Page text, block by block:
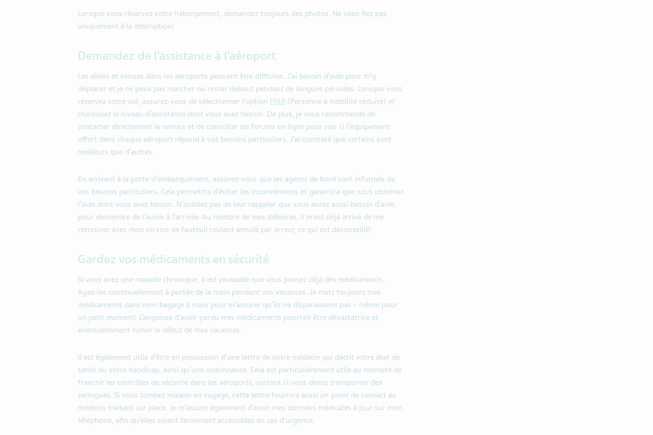
Lorsque vous réservez votre hébergement, demandez toujours des photos. Ne vous fiez pas
uniquement à la description!
Demandez de l’assistance à l’aéroport
Les allées et venues dans les aéroports peuvent être difficiles. J’ai besoin d’aide pour m’y
déplacer et je ne peux pas marcher ou rester debout pendant de longues périodes. Lorsque vous
réservez votre vol, assurez-vous de sélectionner l’option PMR (Personne à mobilité réduite) et
choisissez le niveau d’assistance dont vous avez besoin. De plus, je vous recommande de
contacter directement le service et de consulter les forums en ligne pour voir si l’équipement
offert dans chaque aéroport répond à vos besoins particuliers. J’ai constaté que certains sont
meilleurs que d’autres.
En arrivant à la porte d’embarquement, assurez-vous que les agents de bord sont informés de
vos besoins particuliers. Cela permettra d’éviter les inconvénients et garantira que vous obteniez
l’aide dont vous avez besoin. N’oubliez pas de leur rappeler que vous aurez aussi besoin d’aide
pour descendre de l’avion à l’arrivée. Au nombre de mes déboires, il m’est déjà arrivé de me
retrouver avec mon service de fauteuil roulant annulé par erreur, ce qui est déconseillé!
Gardez vos médicaments en sécurité
Si vous avez une maladie chronique, il est probable que vous prenez déjà des médicaments.
Ayez-les continuellement à portée de la main pendant vos vacances. Je mets toujours mes
médicaments dans mon bagage à main pour m’assurer qu’ils ne disparaissent pas – même pour
un petit moment! L’angoisse d’avoir perdu mes médicaments pourrait être dévastatrice et
éventuellement ruiner le début de mes vacances.
Il est également utile d’être en possession d’une lettre de votre médecin qui décrit votre état de
santé ou votre handicap, ainsi qu’une ordonnance. Cela est particulièrement utile au moment de
franchir les contrôles de sécurité dans les aéroports, surtout si vous devez transporter des
seringues. Si vous tombez malade en voyage, cette lettre fournira aussi un point de contact au
médecin traitant sur place. Je m’assure également d’avoir mes données médicales à jour sur mon
téléphone, afin qu’elles soient facilement accessibles en cas d’urgence.